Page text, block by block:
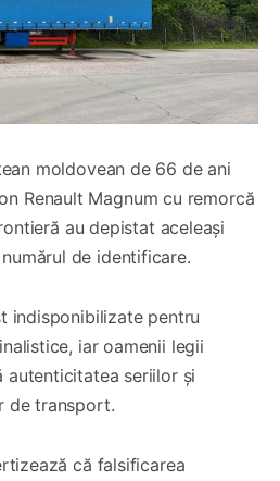
moldovean de 66 de ani
Renault Magnum cu remorcă
au depistat aceleași
de identificare.
indisponibilizate pentru
iar oamenii legii
autenticitatea seriilor și
de transport.
că falsificarea